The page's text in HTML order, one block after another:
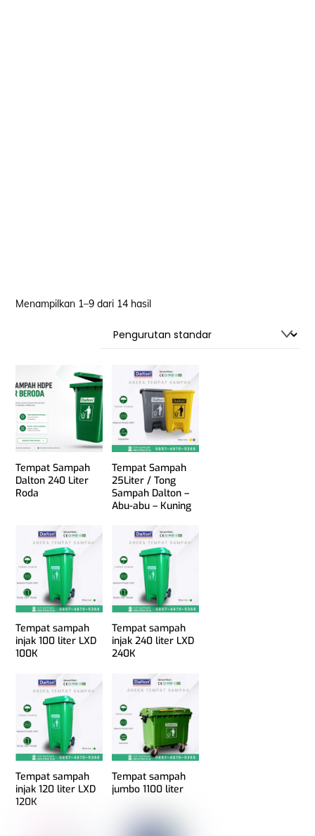
Menampilkan 1–9 dari 14 hasil
Tempat Sampah
Dalton 240 Liter
Roda
Tempat Sampah
25Liter / Tong
Sampah Dalton –
Abu-abu – Kuning
Tempat sampah
injak 100 liter LXD
100K
Tempat sampah
injak 240 liter LXD
240K
Tempat sampah
injak 120 liter LXD
120K
Tempat sampah
jumbo 1100 liter